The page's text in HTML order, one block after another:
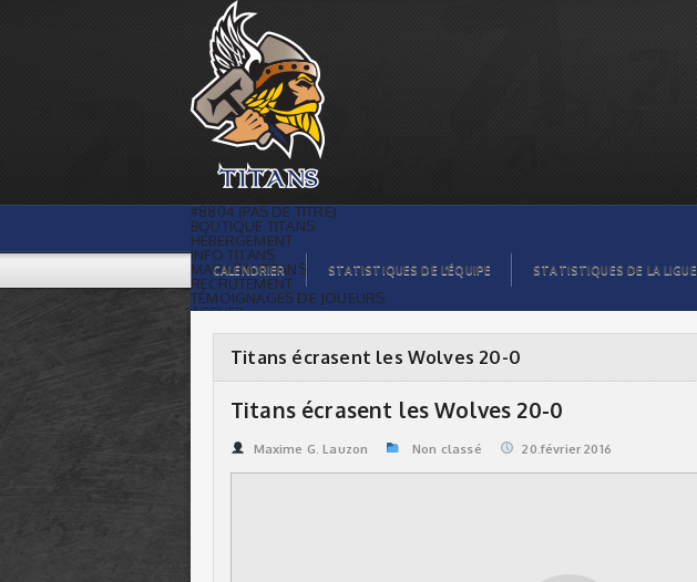
Titans écrasent les Wolves 20-0 |
Titans de témiscaming
#8804 (PAS DE TITRE)
BOUTIQUE TITANS
HÉBERGEMENT
INFO TITANS
MAGASIN TITANS
RECRUTEMENT
TÉMOIGNAGES DE JOUEURS
ACCUEIL
GALERIE PHOTOS
STATISTIQUES
ORGANISATION
CALENDRIER
COMMANDITAIRES
STATISTIQUES DE LA LIGUE
CALENDRIER STATISTIQUES DE L’ÉQUIPE STATISTIQUES DE LA LIGUE
Titans écrasent les Wolves 20-0
Titans écrasent les Wolves 20-0
Maxime G. Lauzon Non classé 20.février 2016